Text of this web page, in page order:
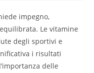
impegno,
Le vitamine
degli sportivi e
i risultati
delle